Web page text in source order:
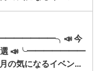
今
5選 📣╰━━━━━━━
になるイベン…